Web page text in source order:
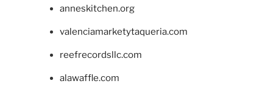
anneskitchen.org
valenciamarketytaqueria.com
reefrecordsllc.com
alawaffle.com